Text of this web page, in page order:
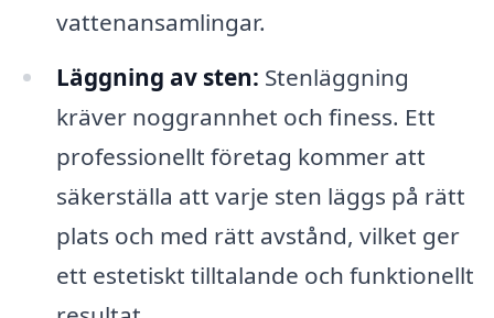
vattenansamlingar.
Läggning av sten: Stenläggning
kräver noggrannhet och finess. Ett
professionellt företag kommer att
säkerställa att varje sten läggs på rätt
plats och med rätt avstånd, vilket ger
ett estetiskt tilltalande och funktionellt